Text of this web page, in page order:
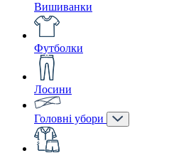
Вишиванки
Футболки
Лосини
Головні убори